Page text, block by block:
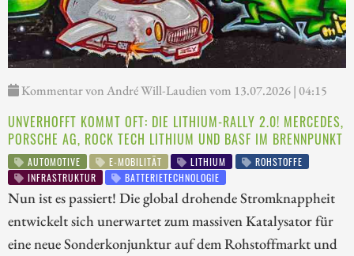
Kommentar von André Will-Laudien vom 13.07.2026 | 04:15
UNVERHOFFT KOMMT OFT: DIE LITHIUM-RALLY 2.0! MERCEDES,
PORSCHE AG, ROCK TECH LITHIUM UND BASF IM BRENNPUNKT
AUTOMOTIVE E-MOBILITÄT LITHIUM
ROHSTOFFE
INFRASTRUKTUR
BATTERIETECHNOLOGIE
Nun ist es passiert! Die global drohende Stromknappheit
entwickelt sich unerwartet zum massiven Katalysator für
eine neue Sonderkonjunktur auf dem Rohstoffmarkt und